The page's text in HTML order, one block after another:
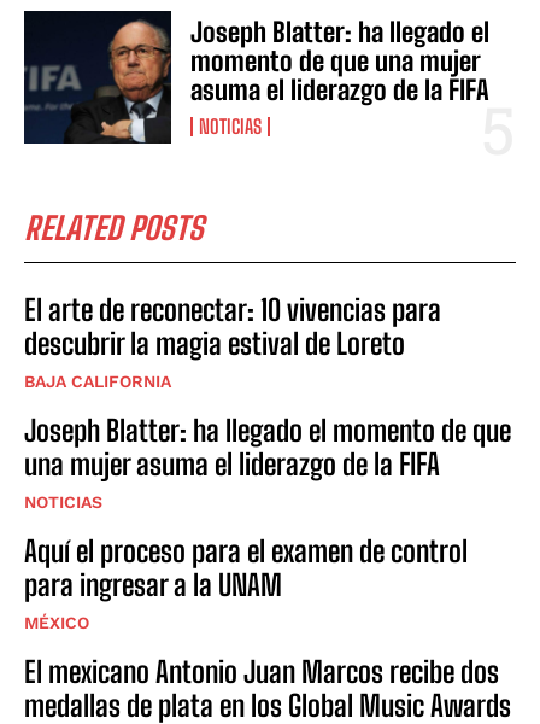
Joseph Blatter: ha llegado el
momento de que una mujer
asuma el liderazgo de la FIFA
NOTICIAS
RELATED POSTS
El arte de reconectar: 10 vivencias para
descubrir la magia estival de Loreto
BAJA CALIFORNIA
Joseph Blatter: ha llegado el momento de que
una mujer asuma el liderazgo de la FIFA
NOTICIAS
Aquí el proceso para el examen de control
para ingresar a la UNAM
MÉXICO
El mexicano Antonio Juan Marcos recibe dos
medallas de plata en los Global Music Awards